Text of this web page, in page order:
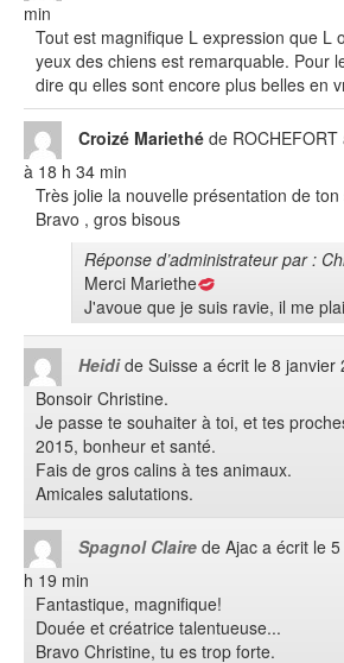
min
Tout est magnifique L expression que L
yeux des chiens est remarquable. Pour
dire qu elles sont encore plus belles en
Croizé Mariethé de ROCHEFORT
à 18 h 34 min
Très jolie la nouvelle présentation de
Bravo , gros bisous
Réponse d’administrateur par :
Merci Mariethe
J'avoue que je suis ravie, il me
Heidi de Suisse a écrit le 8 janvier
Bonsoir Christine.
Je passe te souhaiter à toi, et tes
2015, bonheur et santé.
Fais de gros calins à tes animaux.
Amicales salutations.
Spagnol Claire de Ajac a écrit le
h 19 min
Fantastique, magnifique!
Douée et créatrice talentueuse...
Bravo Christine, tu es trop forte.